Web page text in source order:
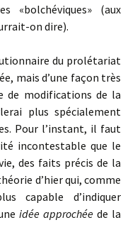
«bolchéviques» (aux
on dire).
du prolétariat
mais d’une façon très
de modifications de la
plus spécialement
Pour l’instant, il faut
incontestable que le
des faits précis de la
d’hier qui, comme
capable d’indiquer
idée approchée de la